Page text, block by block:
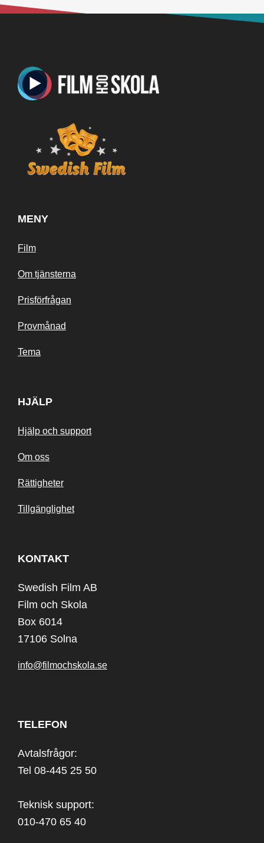
MENY
Film
Om tjänsterna
Prisförfrågan
Provmånad
Tema
HJÄLP
Hjälp och support
Om oss
Rättigheter
Tillgänglighet
KONTAKT
Swedish Film AB
Film och Skola
Box 6014
17106 Solna
info@filmochskola.se
TELEFON
Avtalsfrågor:
Tel 08-445 25 50
Teknisk support:
010-470 65 40